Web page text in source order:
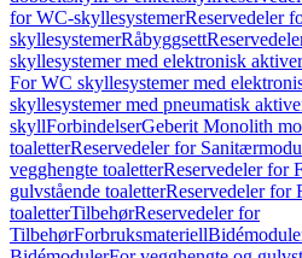
for WC-skyllesystemerReservedeler
skyllesystemerRåbyggsett
skyllesystemer med elektronisk
For WC skyllesystemer med
skyllesystemer med pneumatisk
skyllForbindelserGeberit Monolith
toaletterReservedeler for
vegghengte toaletterReservedeler for
gulvstående toaletterReservedeler for
toaletterTilbehørReservedeler for
TilbehørForbruksmateriell